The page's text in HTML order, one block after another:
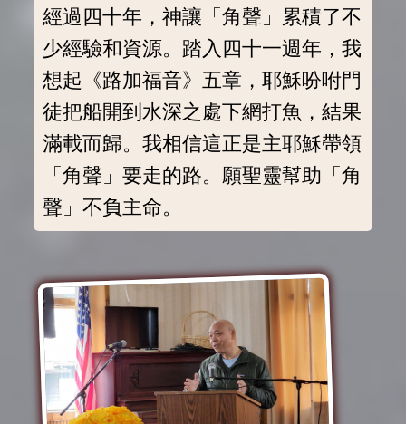
經過四十年，神讓「角聲」累積了不
少經驗和資源。踏入四十一週年，我
想起《路加福音》五章，耶穌吩咐門
徒把船開到水深之處下網打魚，結果
滿載而歸。我相信這正是主耶穌帶領
「角聲」要走的路。願聖靈幫助「角
聲」不負主命。